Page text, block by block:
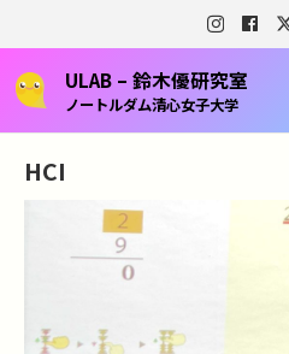
ULAB – 鈴木優研究室
ノートルダム清心女子大学
HCI